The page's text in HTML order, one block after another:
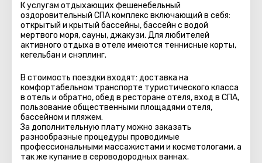
К услугам отдыхающих фешенебельный
оздоровительный СПА комплекс включающий в себя:
открытый и крытый бассейны, бассейн с водой
мертвого моря, сауны, джакузи. Для любителей
активного отдыха в отеле имеются теннисные корты,
кегельбан и снэплинг.
В стоимость поездки входят: доставка на
комфортабельном транспорте туристического класса
в отель и обратно, обед в ресторане отеля, вход в СПА,
пользование общественными площадями отеля,
бассейном и пляжем.
За дополнительную плату можно заказать
разнообразные процедуры проводимые
профессиональными массажистами и косметологами, а
так же купание в сероводородных ваннах.